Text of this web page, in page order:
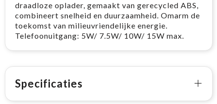
draadloze oplader, gemaakt van gerecycled ABS,
combineert snelheid en duurzaamheid. Omarm de
toekomst van milieuvriendelijke energie.
Telefoonuitgang: 5W/ 7.5W/ 10W/ 15W max.
Specificaties